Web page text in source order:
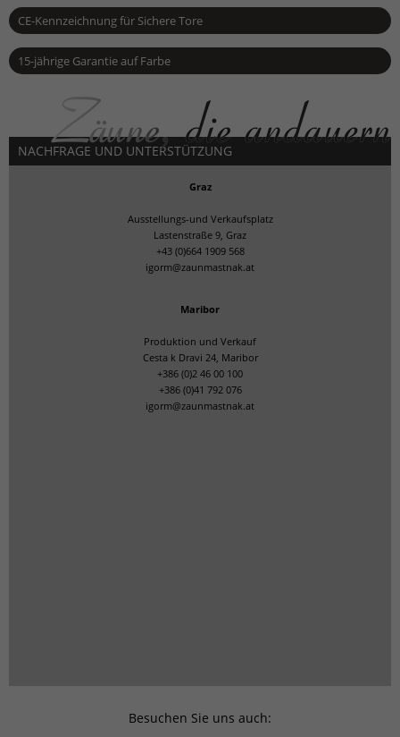
CE-Kennzeichnung für Sichere Tore
15-jährige Garantie auf Farbe
NACHFRAGE UND UNTERSTÜTZUNG
Graz
Ausstellungs-und Verkaufsplatz
Lastenstraße 9, Graz
+43 (0)664 1909 568
igorm@zaunmastnak.at
Maribor
Produktion und Verkauf
Cesta k Dravi 24, Maribor
+386 (0)2 46 00 100
+386 (0)41 792 076
igorm@zaunmastnak.at
Besuchen Sie uns auch: